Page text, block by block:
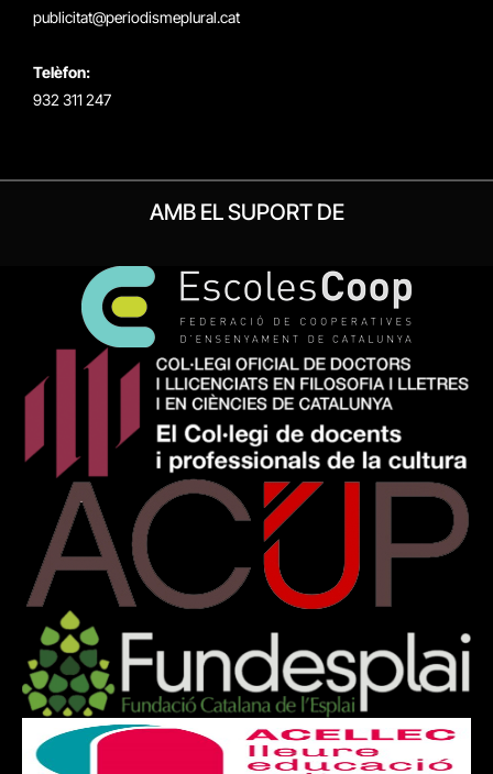
publicitat@periodismeplural.cat
Telèfon:
932 311 247
AMB EL SUPORT DE